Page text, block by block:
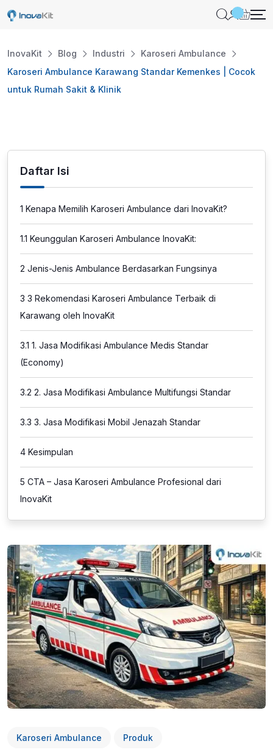
Skip
InovaKit Blog Industri
Karoseri Ambulance
Karoseri Ambulance Karawang Standar Kemenkes | Cocok
untuk Rumah Sakit & Klinik
Daftar Isi
1 Kenapa Memilih Karoseri Ambulance dari InovaKit?
1.1 Keunggulan Karoseri Ambulance InovaKit:
2 Jenis-Jenis Ambulance Berdasarkan Fungsinya
3 3 Rekomendasi Karoseri Ambulance Terbaik di
Karawang oleh InovaKit
3.1 1. Jasa Modifikasi Ambulance Medis Standar
(Economy)
3.2 2. Jasa Modifikasi Ambulance Multifungsi Standar
3.3 3. Jasa Modifikasi Mobil Jenazah Standar
4 Kesimpulan
5 CTA – Jasa Karoseri Ambulance Profesional dari
InovaKit
Karoseri Ambulance Produk